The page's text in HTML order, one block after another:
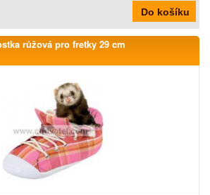
růžová pro fretky 29 cm